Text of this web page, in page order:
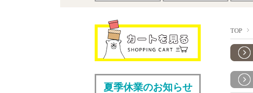
TOP
夏季休業のお知らせ